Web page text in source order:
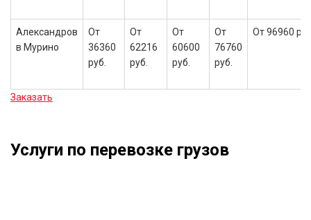
Александров
в Мурино
От
36360
руб.
От
62216
руб.
От
60600
руб.
От
76760
руб.
От 96960
Заказать
Услуги по перевозке грузов